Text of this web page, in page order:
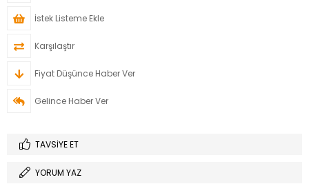
İstek Listeme Ekle
Karşılaştır
Fiyat Düşünce Haber Ver
Gelince Haber Ver
TAVSIYE ET
YORUM YAZ